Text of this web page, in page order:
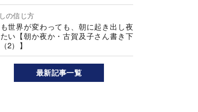
の信じ方
世界が変わっても、朝に起き出し夜
い【朝か夜か・古賀及子さん書き下
2）】
最新記事一覧